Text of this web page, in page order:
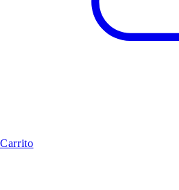
Carrito